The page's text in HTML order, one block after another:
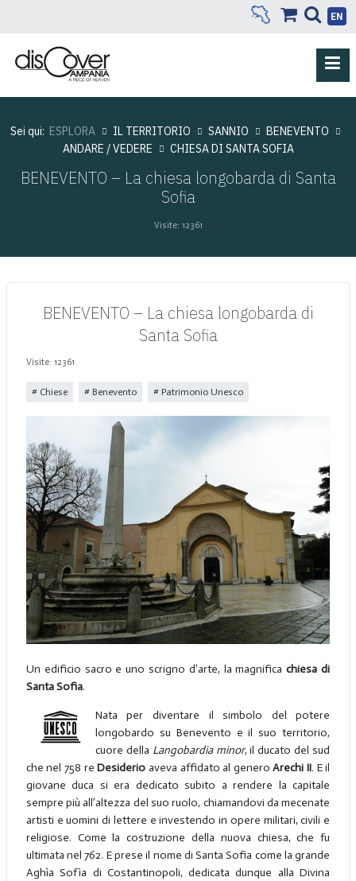
EN
Sei qui: ESPLORA IL TERRITORIO SANNIO
BENEVENTO
ANDARE / VEDERE
CHIESA DI SANTA SOFIA
BENEVENTO – La chiesa longobarda di Santa
Sofia
Visite: 12361
BENEVENTO – La chiesa longobarda di
Santa Sofia
Visite: 12361
Chiese Benevento Patrimonio Unesco
Un edificio sacro e uno scrigno d’arte, la magnificachiesa di
Santa Sofia.
Nata per diventare il simbolo del potere
longobardo su Benevento e il suo territorio,
cuore della Langobardia minor, il ducato del sud
che nel 758 reDesiderio aveva affidato al generoArechi II. E il
giovane duca si era dedicato subito a rendere la capitale
sempre più all’altezza del suo ruolo, chiamandovi da mecenate
artisti e uomini di lettere e investendo in opere militari, civili e
religiose. Come la costruzione della nuova chiesa, che fu
ultimata nel 762. E prese il nome di Santa Sofia come la grande
Aghìa Sofìa di Costantinopoli, dedicata dunque alla Divina